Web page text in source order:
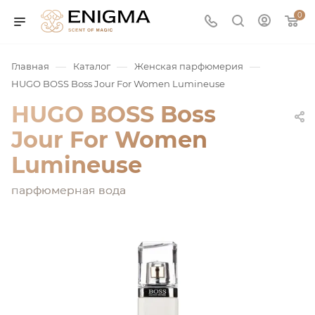
0
Главная — Каталог — Женская парфюмерия —
HUGO BOSS Boss Jour For Women Lumineuse
HUGO BOSS Boss
Jour For Women
Lumineuse
парфюмерная вода